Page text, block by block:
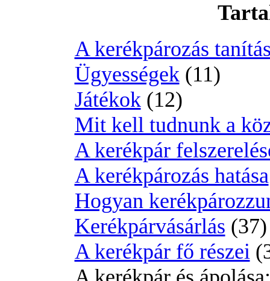
A kerékpározás
Ügyességek(11)
Játékok(12)
Mit kell tudnunk a
A kerékpár
A kerékpározás hatása
Hogyan
Kerékpárvásárlás (37)
A kerékpár fő részei